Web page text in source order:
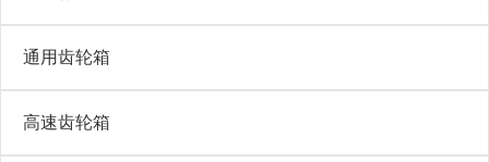
通用齿轮箱
高速齿轮箱